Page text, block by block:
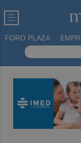
FORO PLAZA